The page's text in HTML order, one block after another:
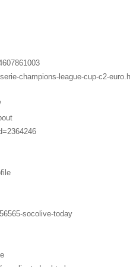
champions-league-cup-c2-
socolive-today